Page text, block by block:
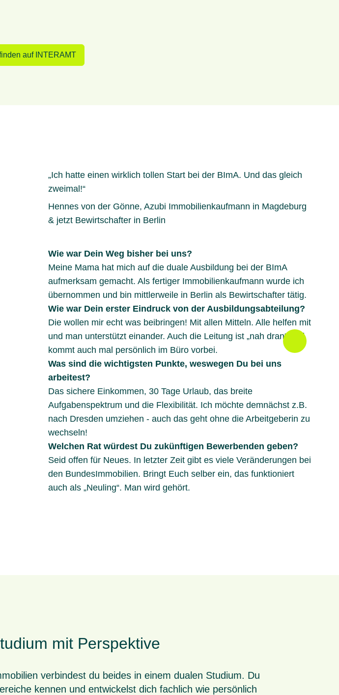
auf INTERAMT
„Ich hatte einen wirklich tollen Start bei der BImA. Und das gleich
zweimal!“
Hennes von der Gönne, Azubi Immobilienkaufmann in Magdeburg
& jetzt Bewirtschafter in Berlin
Wie war Dein Weg bisher bei uns?
Meine Mama hat mich auf die duale Ausbildung bei der BImA
aufmerksam gemacht. Als fertiger Immobilienkaufmann wurde ich
übernommen und bin mittlerweile in Berlin als Bewirtschafter tätig.
Wie war Dein erster Eindruck von der Ausbildungsabteilung?
Die wollen mir echt was beibringen! Mit allen Mitteln. Alle helfen mit
und man unterstützt einander. Auch die Leitung ist „nah dran“ und
kommt auch mal persönlich im Büro vorbei.
Was sind die wichtigsten Punkte, weswegen Du bei uns
arbeitest?
Das sichere Einkommen, 30 Tage Urlaub, das breite
Aufgabenspektrum und die Flexibilität. Ich möchte demnächst z.B.
nach Dresden umziehen - auch das geht ohne die Arbeitgeberin zu
wechseln!
Welchen Rat würdest Du zukünftigen Bewerbenden geben?
Seid offen für Neues. In letzter Zeit gibt es viele Veränderungen bei
den BundesImmobilien. Bringt Euch selber ein, das funktioniert
auch als „Neuling“. Man wird gehört.
mit Perspektive
verbindest du beides in einem dualen Studium. Du
kennen und entwickelst dich fachlich wie persönlich